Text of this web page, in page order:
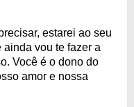
estarei ao seu
ainda vou te fazer a
Você é o dono do
amor e nossa